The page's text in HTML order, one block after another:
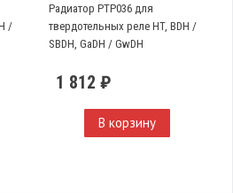
/
Радиатор PTP036 для
твердотельных реле HT, BDH /
SBDH, GaDH / GwDH
1 812 ₽
В корзину